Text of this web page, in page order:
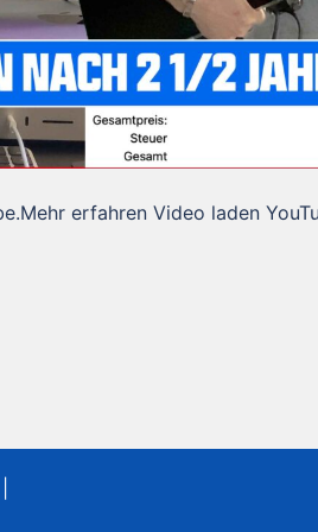
erfahren Video laden